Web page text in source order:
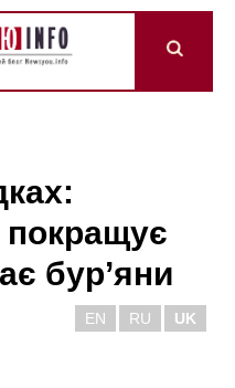
бур’яни
EN RU UK